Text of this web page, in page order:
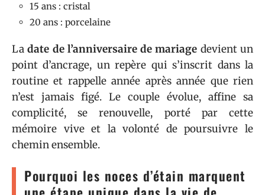
15 ans : cristal
20 ans : porcelaine
Ladate de l’anniversaire de mariage devient un
point d’ancrage, un repère qui s’inscrit dans la
routine et rappelle année après année que rien
n’est jamais figé. Le couple évolue, affine sa
complicité, se renouvelle, porté par cette
mémoire vive et la volonté de poursuivre le
chemin ensemble.
Pourquoi les noces d’étain marquent